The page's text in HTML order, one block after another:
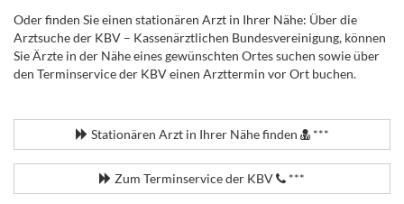
Oder finden Sie einen stationären Arzt in Ihrer Nähe: Über die
Arztsuche der KBV – Kassenärztlichen Bundesvereinigung, können
Sie Ärzte in der Nähe eines gewünschten Ortes suchen sowie über
den Terminservice der KBV einen Arzttermin vor Ort buchen.
Stationären Arzt in Ihrer Nähe finden ***
Zum Terminservice der KBV ***